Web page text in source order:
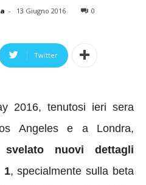
- 13 Giugno 2016 0
Twitter
2016, tenutosi ieri sera
Angeles e a Londra,
nuovi dettagli
1, specialmente sulla beta